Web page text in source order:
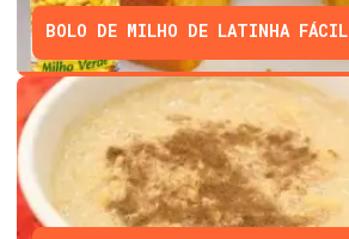
BOLO DE MILHO DE LATINHA FÁCIL